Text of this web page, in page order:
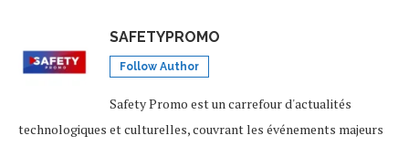
SAFETYPROMO
Follow Author
Safety Promo est un carrefour d'actualités
technologiques et culturelles, couvrant les événements majeurs